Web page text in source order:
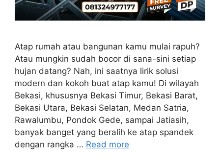
Atap rumah atau bangunan kamu mulai rapuh?
Atau mungkin sudah bocor di sana-sini setiap
hujan datang? Nah, ini saatnya lirik solusi
modern dan kokoh buat atap kamu! Di wilayah
Bekasi, khususnya Bekasi Timur, Bekasi Barat,
Bekasi Utara, Bekasi Selatan, Medan Satria,
Rawalumbu, Pondok Gede, sampai Jatiasih,
banyak banget yang beralih ke atap spandek
dengan rangka … Read more